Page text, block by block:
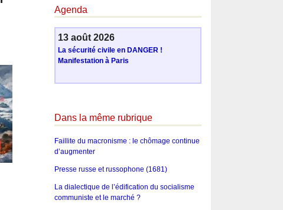
Agenda
13 août 2026
La sécurité civile en DANGER !
Manifestation à Paris
Dans la même rubrique
Faillite du macronisme : le chômage continue
d’augmenter
Presse russe et russophone (1681)
La dialectique de l’édification du socialisme
communiste et le marché ?